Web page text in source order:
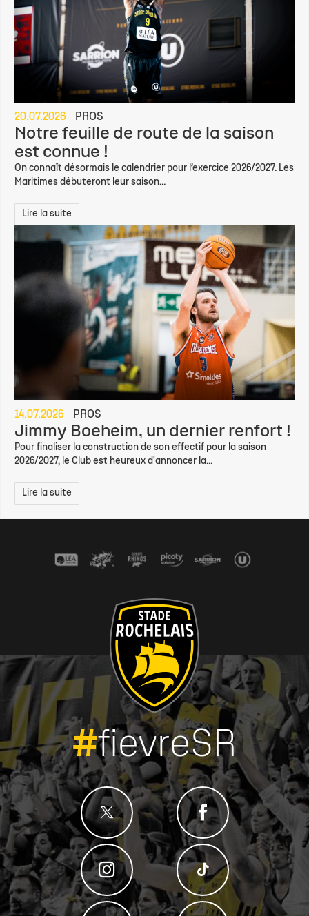
20.07.2026 PROS
Notre feuille de route de la saison
est connue !
On connaît désormais le calendrier pour l’exercice 2026/2027. Les
Maritimes débuteront leur saison...
Lire la suite
14.07.2026 PROS
Jimmy Boeheim, un dernier renfort !
Pour finaliser la construction de son effectif pour la saison
2026/2027, le Club est heureux d'annoncer la...
Lire la suite
#fievreSR